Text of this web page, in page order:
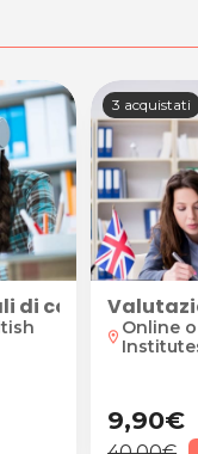
di
3 acquistati
location_on Online
9,90€